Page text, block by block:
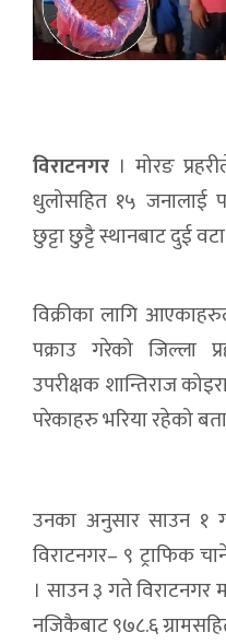
विराटनगर । मोरङ
धुलोसहित १५ जनालाई
छुट्टा छुट्टै स्थानबाट दुई
विक्रीका लागि
पक्राउ गरेको जिल्ला
उपरीक्षक शान्तिराज
परेकाहरु भरिया रहेको
उनका अनुसार साउन १
विराटनगर– ९ ट्राफिक
। साउन ३ गते
नजिकैबाट ९७८.६